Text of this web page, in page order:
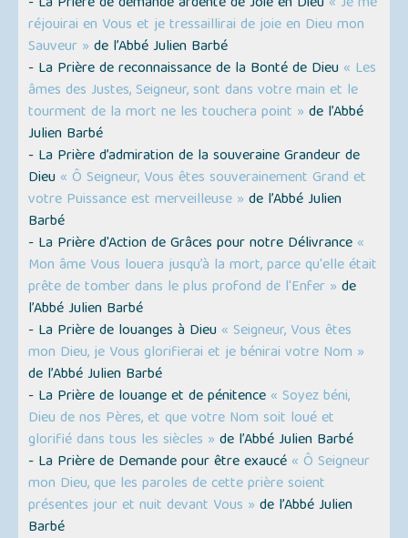
réjouirai en Vous et je tressaillirai de joie en Dieu mon
Sauveur » de l’Abbé Julien Barbé
- La Prière de reconnaissance de la Bonté de Dieu « Les
âmes des Justes, Seigneur, sont dans votre main et le
tourment de la mort ne les touchera point » de l’Abbé
Julien Barbé
- La Prière d’admiration de la souveraine Grandeur de
Dieu « Ô Seigneur, Vous êtes souverainement Grand et
votre Puissance est merveilleuse » de l’Abbé Julien
Barbé
- La Prière d'Action de Grâces pour notre Délivrance «
Mon âme Vous louera jusqu’à la mort, parce qu'elle était
prête de tomber dans le plus profond de l'Enfer » de
l’Abbé Julien Barbé
- La Prière de louanges à Dieu « Seigneur, Vous êtes
mon Dieu, je Vous glorifierai et je bénirai votre Nom »
de l’Abbé Julien Barbé
- La Prière de louange et de pénitence « Soyez béni,
Dieu de nos Pères, et que votre Nom soit loué et
glorifié dans tous les siècles » de l’Abbé Julien Barbé
- La Prière de Demande pour être exaucé « Ô Seigneur
mon Dieu, que les paroles de cette prière soient
présentes jour et nuit devant Vous » de l’Abbé Julien
Barbé